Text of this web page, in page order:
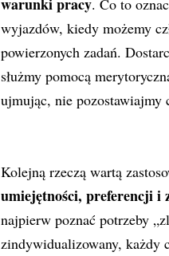
wyjazdów, kiedy możemy
powierzonych zadań.
służmy pomocą
ujmując, nie pozostawiajmy
Kolejną rzeczą wartą
umiejętności, preferencji i
najpierw poznać potrzeby
zindywidualizowany, każdy